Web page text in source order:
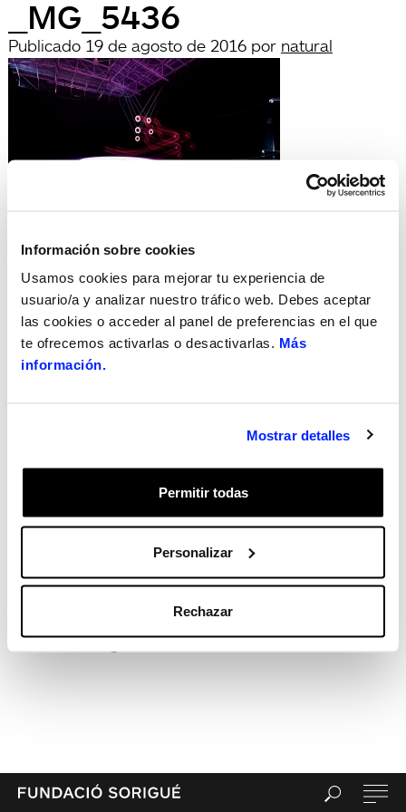
Información sobre cookies
Usamos cookies para mejorar tu experiencia de
usuario/a y analizar nuestro tráfico web. Debes aceptar
las cookies o acceder al panel de preferencias en el que
te ofrecemos activarlas o desactivarlas. Más
información.
Mostrar detalles
Permitir todas
Personalizar
Rechazar
_MG_5436
Publicado 19 de agosto de 2016por natural
Deja una respuesta
Lo siento, debes estarconectadopara publicar un
comentario.
Búsqueda
Buscar
por:
Search
Archives
Sin categorizar
Feed de entradas
WordPress.org